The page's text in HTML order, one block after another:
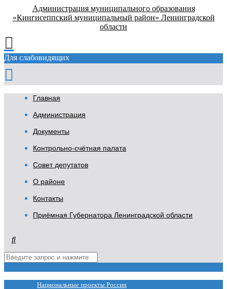
Администрация муниципального образования
«Кингисеппский муниципальный район» Ленинградской
области
Для слабовидящих
Главная
Администрация
Документы
Контрольно-счётная палата
Совет депутатов
О районе
Контакты
Приёмная Губернатора Ленинградской области
Национальные проекты России